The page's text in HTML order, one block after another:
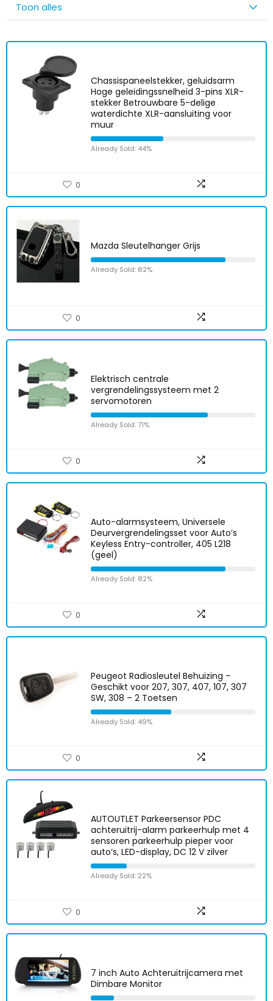
Toon alles
Chassispaneelstekker, geluidsarm
Hoge geleidingssnelheid 3-pins XLR-
stekker Betrouwbare 5-delige
waterdichte XLR-aansluiting voor
muur
Already Sold: 44%
0
Mazda Sleutelhanger Grijs
Already Sold: 82%
0
Elektrisch centrale
vergrendelingssysteem met 2
servomotoren
Already Sold: 71%
0
Auto-alarmsysteem, Universele
Deurvergrendelingsset voor Auto’s
Keyless Entry-controller, 405 L218
(geel)
Already Sold: 82%
0
Peugeot Radiosleutel Behuizing –
Geschikt voor 207, 307, 407, 107, 307
SW, 308 – 2 Toetsen
Already Sold: 49%
0
AUTOUTLET Parkeersensor PDC
achteruitrij-alarm parkeerhulp met 4
sensoren parkeerhulp pieper voor
auto’s, LED-display, DC 12 V zilver
Already Sold: 22%
0
7 inch Auto Achteruitrijcamera met
Dimbare Monitor